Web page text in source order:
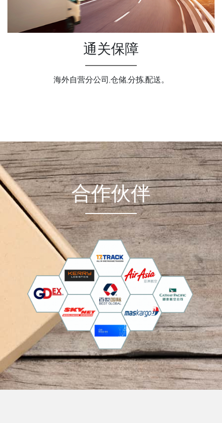
通关保障
海外自营分公司,仓储,分拣,配送。
合作伙伴